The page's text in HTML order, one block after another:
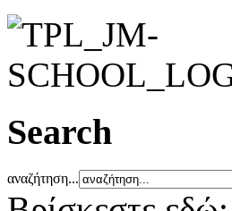
Search
αναζήτηση...